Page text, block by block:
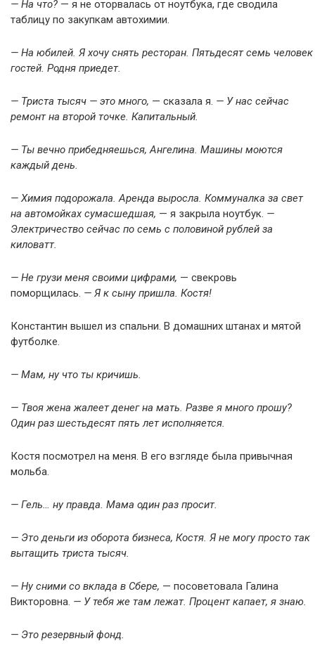
— На что? — я не оторвалась от ноутбука, где сводила
таблицу по закупкам автохимии.
— На юбилей. Я хочу снять ресторан. Пятьдесят семь человек
гостей. Родня приедет.
— Триста тысяч — это много, — сказала я. — У нас сейчас
ремонт на второй точке. Капитальный.
— Ты вечно прибедняешься, Ангелина. Машины моются
каждый день.
— Химия подорожала. Аренда выросла. Коммуналка за свет
на автомойках сумасшедшая, — я закрыла ноутбук. —
Электричество сейчас по семь с половиной рублей за
киловатт.
— Не грузи меня своими цифрами, — свекровь
поморщилась. — Я к сыну пришла. Костя!
Константин вышел из спальни. В домашних штанах и мятой
футболке.
— Мам, ну что ты кричишь.
— Твоя жена жалеет денег на мать. Разве я много прошу?
Один раз шестьдесят пять лет исполняется.
Костя посмотрел на меня. В его взгляде была привычная
мольба.
— Гель… ну правда. Мама один раз просит.
— Это деньги из оборота бизнеса, Костя. Я не могу просто так
вытащить триста тысяч.
— Ну сними со вклада в Сбере, — посоветовала Галина
Викторовна. — У тебя же там лежат. Процент капает, я знаю.
— Это резервный фонд.